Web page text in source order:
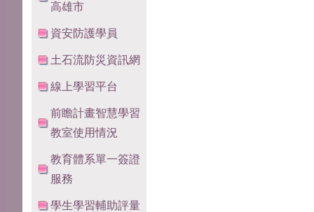
高雄市
資安防護學員
土石流防災資訊網
線上學習平台
前瞻計畫智慧學習
教室使用情況
教育體系單一簽證
服務
學生學習輔助評量